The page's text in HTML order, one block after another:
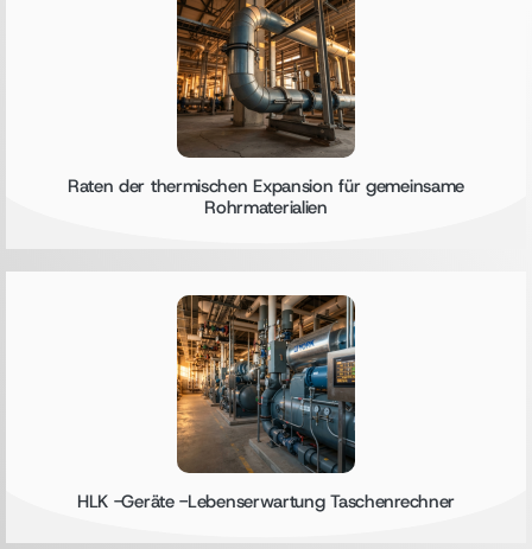
Raten der thermischen Expansion für gemeinsame
Rohrmaterialien
HLK -Geräte -Lebenserwartung Taschenrechner